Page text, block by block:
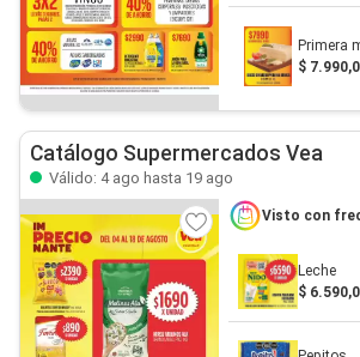
Primera
$
Catálogo Supermercados Vea
Válido: 4 ago hasta 19 ago
Visto con
Leche
$